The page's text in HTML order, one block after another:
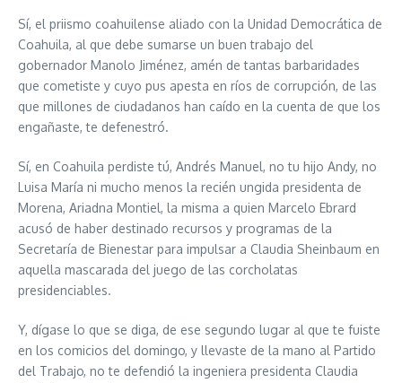
Sí, el priismo coahuilense aliado con la Unidad Democrática de
Coahuila, al que debe sumarse un buen trabajo del
gobernador Manolo Jiménez, amén de tantas barbaridades
que cometiste y cuyo pus apesta en ríos de corrupción, de las
que millones de ciudadanos han caído en la cuenta de que los
engañaste, te defenestró.
Sí, en Coahuila perdiste tú, Andrés Manuel, no tu hijo Andy, no
Luisa María ni mucho menos la recién ungida presidenta de
Morena, Ariadna Montiel, la misma a quien Marcelo Ebrard
acusó de haber destinado recursos y programas de la
Secretaría de Bienestar para impulsar a Claudia Sheinbaum en
aquella mascarada del juego de las corcholatas
presidenciables.
Y, dígase lo que se diga, de ese segundo lugar al que te fuiste
en los comicios del domingo, y llevaste de la mano al Partido
del Trabajo, no te defendió la ingeniera presidenta Claudia